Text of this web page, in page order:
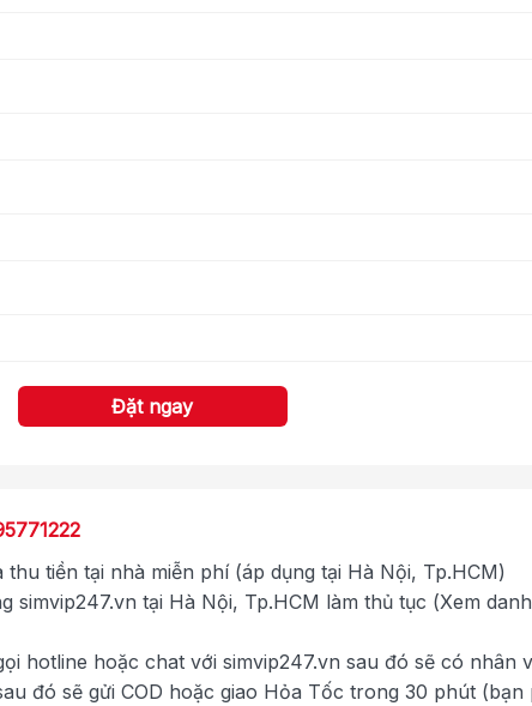
Đặt ngay
thu tiền tại nhà miễn phí (áp dụng tại Hà Nội, Tp.HCM)
simvip247.vn tại Hà Nội, Tp.HCM làm thủ tục (Xem
hotline hoặc chat với simvip247.vn sau đó sẽ có nhân
đó sẽ gửi COD hoặc giao Hỏa Tốc trong 30 phút (bạn